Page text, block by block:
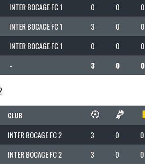
INTER BOCAGE FC 1 0 0 0
INTER BOCAGE FC 1 3 0 0
INTER BOCAGE FC 1 0 0 0
- 3 0 0
CLUB
INTER BOCAGE FC 2 3 0 0
INTER BOCAGE FC 2 3 0 0